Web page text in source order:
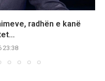
radhën e kanë
23:38